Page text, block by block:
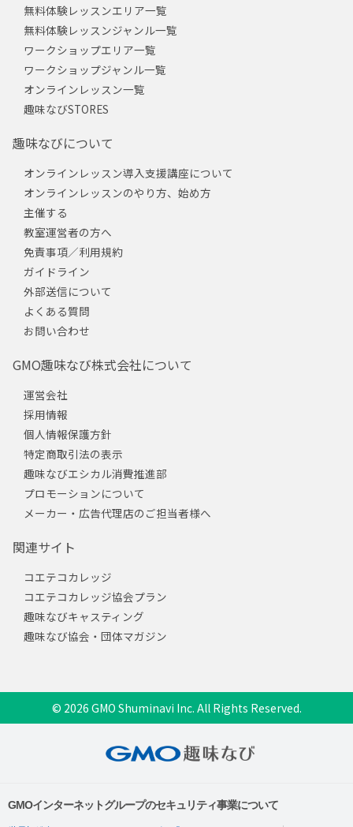
無料体験レッスンエリア一覧
無料体験レッスンジャンル一覧
ワークショップエリア一覧
ワークショップジャンル一覧
オンラインレッスン一覧
趣味なびSTORES
趣味なびについて
オンラインレッスン導入支援講座について
オンラインレッスンのやり方、始め方
主催する
教室運営者の方へ
免責事項／利用規約
ガイドライン
外部送信について
よくある質問
お問い合わせ
GMO趣味なび株式会社について
運営会社
採用情報
個人情報保護方針
特定商取引法の表示
趣味なびエシカル消費推進部
プロモーションについて
メーカー・広告代理店のご担当者様へ
関連サイト
コエテコカレッジ
コエテコカレッジ協会プラン
趣味なびキャスティング
趣味なび協会・団体マガジン
© 2026 GMO Shuminavi Inc. All Rights Reserved.